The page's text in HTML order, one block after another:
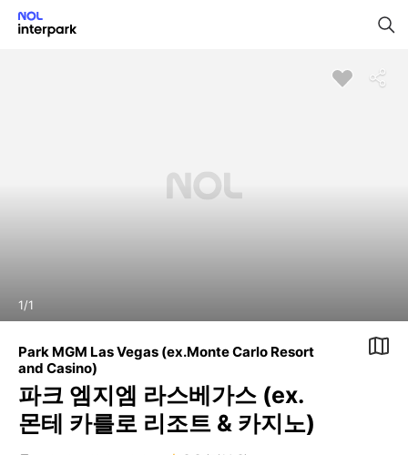
1/1
Park MGM Las Vegas (ex.Monte Carlo Resort
and Casino)
파크 엠지엠 라스베가스 (ex.
몬테 카를로 리조트 & 카지노)